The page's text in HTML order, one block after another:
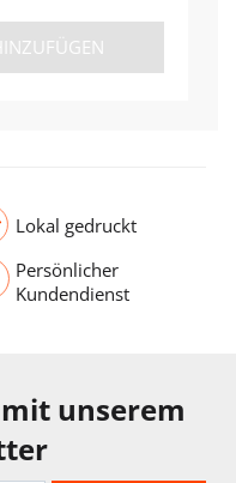
Lokal gedruckt
Persönlicher
Kundendienst
unserem